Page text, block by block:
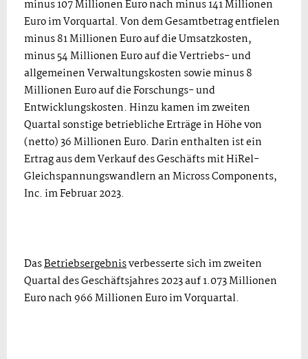
minus 107 Millionen Euro nach minus 141 Millionen
Euro im Vorquartal. Von dem Gesamtbetrag entfielen
minus 81 Millionen Euro auf die Umsatzkosten,
minus 54 Millionen Euro auf die Vertriebs- und
allgemeinen Verwaltungskosten sowie minus 8
Millionen Euro auf die Forschungs- und
Entwicklungskosten. Hinzu kamen im zweiten
Quartal sonstige betriebliche Erträge in Höhe von
(netto) 36 Millionen Euro. Darin enthalten ist ein
Ertrag aus dem Verkauf des Geschäfts mit HiRel-
Gleichspannungswandlern an Micross Components,
Inc. im Februar 2023.
DasBetriebsergebnisverbesserte sich im zweiten
Quartal des Geschäftsjahres 2023 auf 1.073 Millionen
Euro nach 966 Millionen Euro im Vorquartal.